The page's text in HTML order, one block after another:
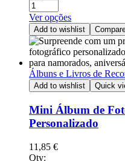
Ver opções
Add to wishlist
Álbuns e Livros de
Add to wishlist Quick
Mini Álbum de
Personalizado
11,85 €
Qty: